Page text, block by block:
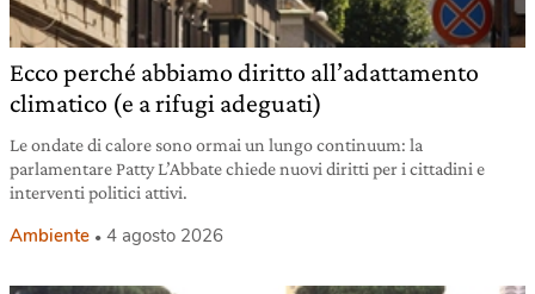
Ecco perché abbiamo diritto all’adattamento
climatico (e a rifugi adeguati)
Le ondate di calore sono ormai un lungo continuum: la
parlamentare Patty L’Abbate chiede nuovi diritti per i cittadini e
interventi politici attivi.
Ambiente 4 agosto 2026